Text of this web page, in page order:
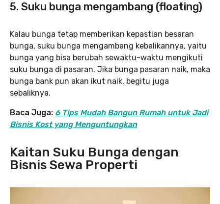
5. Suku bunga mengambang (floating)
Kalau bunga tetap memberikan kepastian besaran
bunga, suku bunga mengambang kebalikannya, yaitu
bunga yang bisa berubah sewaktu-waktu mengikuti
suku bunga di pasaran. Jika bunga pasaran naik, maka
bunga bank pun akan ikut naik, begitu juga
sebaliknya.
Baca Juga: 6 Tips Mudah Bangun Rumah untuk Jadi
Bisnis Kost yang Menguntungkan
Kaitan Suku Bunga dengan
Bisnis Sewa Properti